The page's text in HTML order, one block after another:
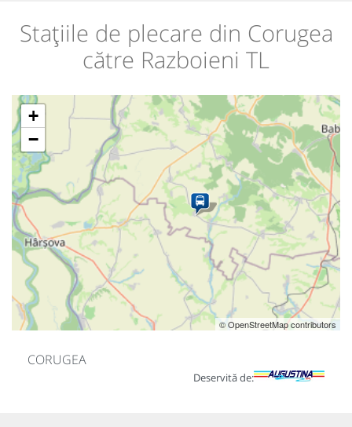
Stațiile de plecare din Corugea
către Razboieni TL
+
−
© OpenStreetMap contributors
CORUGEA
Deservită de: